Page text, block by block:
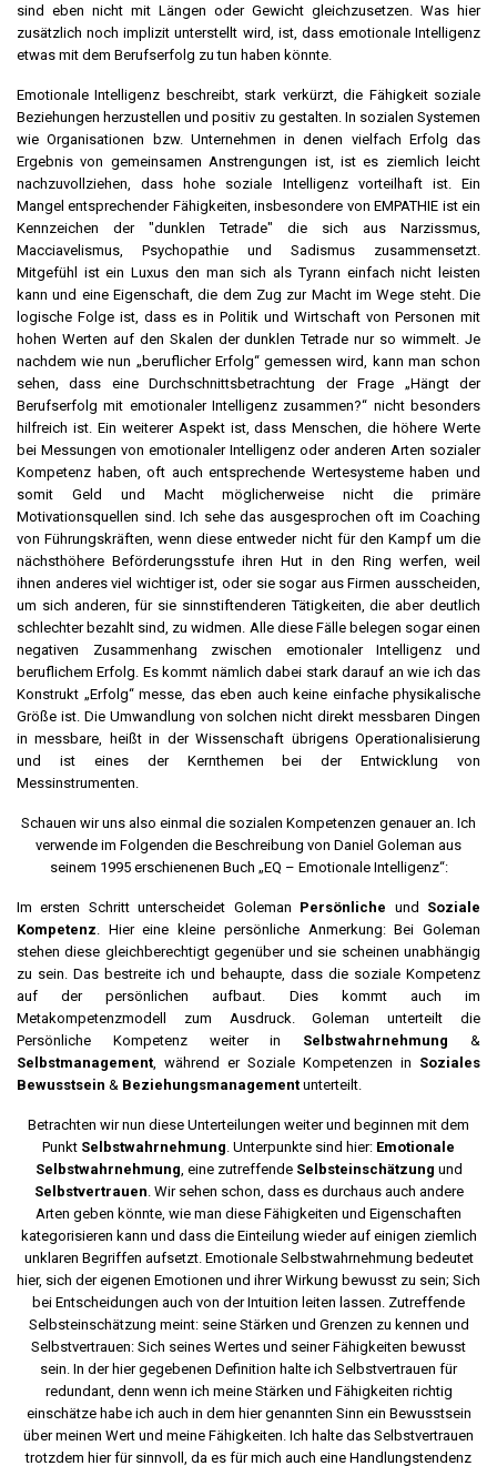
sind eben nicht mit Längen oder Gewicht gleichzusetzen. Was hier
zusätzlich noch implizit unterstellt wird, ist, dass emotionale Intelligenz
etwas mit dem Berufserfolg zu tun haben könnte.
Emotionale Intelligenz beschreibt, stark verkürzt, die Fähigkeit soziale
Beziehungen herzustellen und positiv zu gestalten. In sozialen Systemen
wie Organisationen bzw. Unternehmen in denen vielfach Erfolg das
Ergebnis von gemeinsamen Anstrengungen ist, ist es ziemlich leicht
nachzuvollziehen, dass hohe soziale Intelligenz vorteilhaft ist. Ein
Mangel entsprechender Fähigkeiten, insbesondere von EMPATHIE ist ein
Kennzeichen der "dunklen Tetrade" die sich aus Narzissmus,
Macciavelismus, Psychopathie und Sadismus zusammensetzt.
Mitgefühl ist ein Luxus den man sich als Tyrann einfach nicht leisten
kann und eine Eigenschaft, die dem Zug zur Macht im Wege steht. Die
logische Folge ist, dass es in Politik und Wirtschaft von Personen mit
hohen Werten auf den Skalen der dunklen Tetrade nur so wimmelt. Je
nachdem wie nun „beruflicher Erfolg“ gemessen wird, kann man schon
sehen, dass eine Durchschnittsbetrachtung der Frage „Hängt der
Berufserfolg mit emotionaler Intelligenz zusammen?“ nicht besonders
hilfreich ist. Ein weiterer Aspekt ist, dass Menschen, die höhere Werte
bei Messungen von emotionaler Intelligenz oder anderen Arten sozialer
Kompetenz haben, oft auch entsprechende Wertesysteme haben und
somit Geld und Macht möglicherweise nicht die primäre
Motivationsquellen sind. Ich sehe das ausgesprochen oft im Coaching
von Führungskräften, wenn diese entweder nicht für den Kampf um die
nächsthöhere Beförderungsstufe ihren Hut in den Ring werfen, weil
ihnen anderes viel wichtiger ist, oder sie sogar aus Firmen ausscheiden,
um sich anderen, für sie sinnstiftenderen Tätigkeiten, die aber deutlich
schlechter bezahlt sind, zu widmen. Alle diese Fälle belegen sogar einen
negativen Zusammenhang zwischen emotionaler Intelligenz und
beruflichem Erfolg. Es kommt nämlich dabei stark darauf an wie ich das
Konstrukt „Erfolg“ messe, das eben auch keine einfache physikalische
Größe ist. Die Umwandlung von solchen nicht direkt messbaren Dingen
in messbare, heißt in der Wissenschaft übrigens Operationalisierung
und ist eines der Kernthemen bei der Entwicklung von
Messinstrumenten.
Schauen wir uns also einmal die sozialen Kompetenzen genauer an. Ich
verwende im Folgenden die Beschreibung von Daniel Goleman aus
seinem 1995 erschienenen Buch „EQ – Emotionale Intelligenz“:
Im ersten Schritt unterscheidet Goleman Persönliche und
Soziale
Kompetenz. Hier eine kleine persönliche Anmerkung: Bei Goleman
stehen diese gleichberechtigt gegenüber und sie scheinen unabhängig
zu sein. Das bestreite ich und behaupte, dass die soziale Kompetenz
auf der persönlichen aufbaut. Dies kommt auch im
Metakompetenzmodell zum Ausdruck. Goleman unterteilt die
Persönliche Kompetenz weiter in Selbstwahrnehmung &
Selbstmanagement, während er Soziale Kompetenzen in Soziales
Bewusstsein & Beziehungsmanagement unterteilt.
Betrachten wir nun diese Unterteilungen weiter und beginnen mit dem
Punkt Selbstwahrnehmung. Unterpunkte sind hier: Emotionale
Selbstwahrnehmung, eine zutreffende Selbsteinschätzung und
Selbstvertrauen. Wir sehen schon, dass es durchaus auch andere
Arten geben könnte, wie man diese Fähigkeiten und Eigenschaften
kategorisieren kann und dass die Einteilung wieder auf einigen ziemlich
unklaren Begriffen aufsetzt. Emotionale Selbstwahrnehmung bedeutet
hier, sich der eigenen Emotionen und ihrer Wirkung bewusst zu sein; Sich
bei Entscheidungen auch von der Intuition leiten lassen. Zutreffende
Selbsteinschätzung meint: seine Stärken und Grenzen zu kennen und
Selbstvertrauen: Sich seines Wertes und seiner Fähigkeiten bewusst
sein. In der hier gegebenen Definition halte ich Selbstvertrauen für
redundant, denn wenn ich meine Stärken und Fähigkeiten richtig
einschätze habe ich auch in dem hier genannten Sinn ein Bewusstsein
über meinen Wert und meine Fähigkeiten. Ich halte das Selbstvertrauen
trotzdem hier für sinnvoll, da es für mich auch eine Handlungstendenz